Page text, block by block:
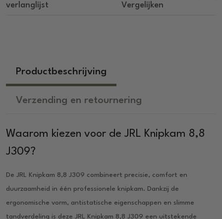
verlanglijst
Vergelijken
Productbeschrijving
Verzending en retournering
Waarom kiezen voor de JRL Knipkam 8,8
J309?
De JRL Knipkam 8,8 J309 combineert precisie, comfort en
duurzaamheid in één professionele knipkam. Dankzij de
ergonomische vorm, antistatische eigenschappen en slimme
tandverdeling is deze JRL Knipkam 8,8 J309 een uitstekende